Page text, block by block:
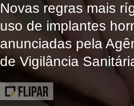
Novas regras mais
uso de implantes
anunciadas pela
de Vigilância